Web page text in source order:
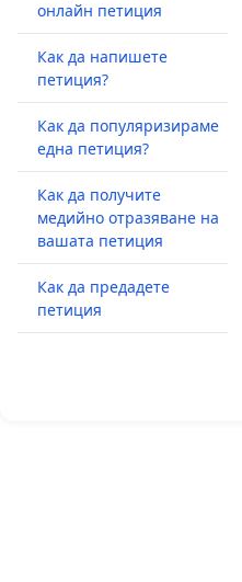
онлайн петиция
Как да напишете
петиция?
Как да популяризираме
една петиция?
Как да получите
медийно отразяване на
вашата петиция
Как да предадете
петиция